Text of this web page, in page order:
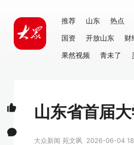
推荐 山东 热点
国资
开放山东 财
果然视频
青未了
山东省首届
大众新闻 苑文飒 2026-06-04